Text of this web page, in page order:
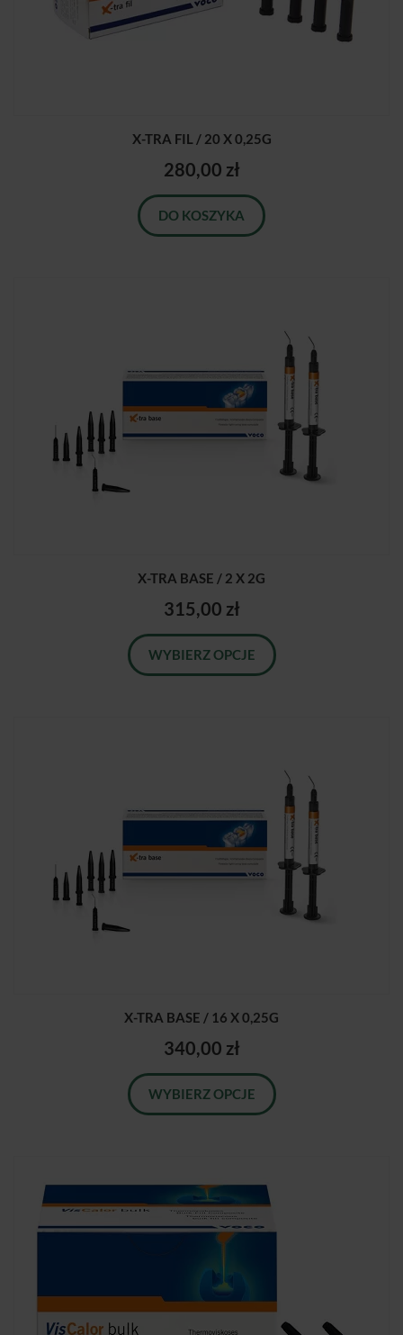
X-TRA FIL / 20 X 0,25G
280,00 zł
DO KOSZYKA
X-TRA BASE / 2 X 2G
315,00 zł
WYBIERZ OPCJE
X-TRA BASE / 16 X 0,25G
340,00 zł
WYBIERZ OPCJE